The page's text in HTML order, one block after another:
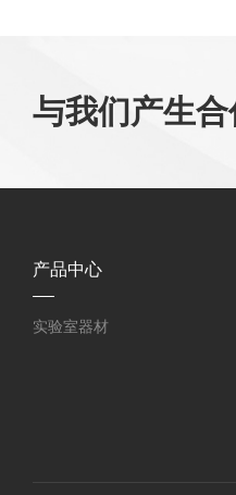
与我们产生
产品中心
实验室器材